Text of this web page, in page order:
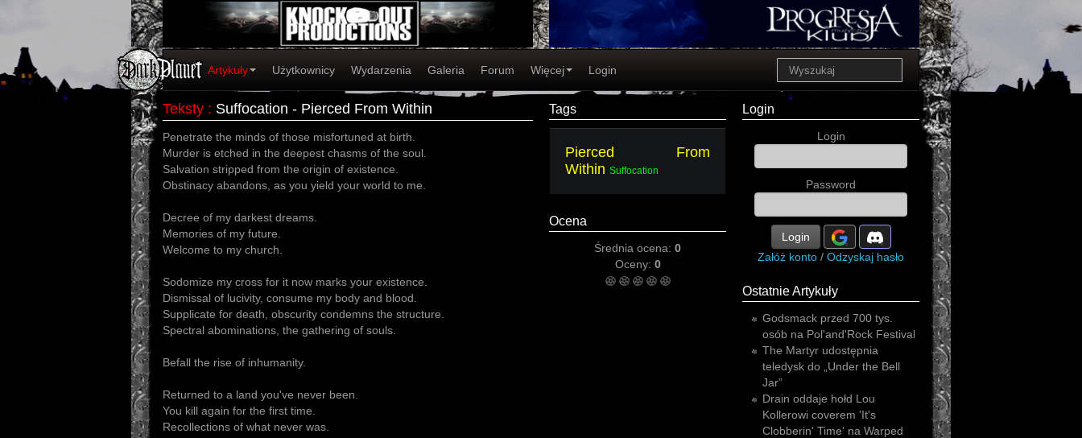
Artykuły Użytkownicy Wydarzenia Galeria Forum Więcej Login
Teksty : Suffocation - Pierced From Within
Penetrate the minds of those misfortuned at birth.
Murder is etched in the deepest chasms of the soul.
Salvation stripped from the origin of existence.
Obstinacy abandons, as you yield your world to me.
Decree of my darkest dreams.
Memories of my future.
Welcome to my church.
Sodomize my cross for it now marks your existence.
Dismissal of lucivity, consume my body and blood.
Supplicate for death, obscurity condemns the structure.
Spectral abominations, the gathering of souls.
Befall the rise of inhumanity.
Returned to a land you've never been.
You kill again for the first time.
Recollections of what never was.
Tags
Pierced From
Within Suffocation
Ocena
Średnia ocena: 0
Oceny: 0
Login
Login
Password
Login
Załóż konto / Odzyskaj hasło
Ostatnie Artykuły
Godsmack przed 700 tys.
osób na Pol'and'Rock Festival
The Martyr udostępnia
teledysk do „Under the Bell
Jar”
Drain oddaje hołd Lou
Kollerowi coverem 'It's
Clobberin' Time' na Warped